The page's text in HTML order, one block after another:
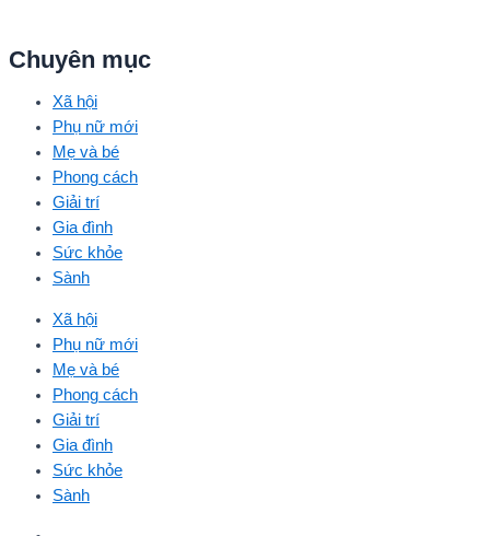
Chuyên mục
Xã hội
Phụ nữ mới
Mẹ và bé
Phong cách
Giải trí
Gia đình
Sức khỏe
Sành
Xã hội
Phụ nữ mới
Mẹ và bé
Phong cách
Giải trí
Gia đình
Sức khỏe
Sành